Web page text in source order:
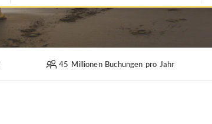
45 Millionen Buchungen pro Jahr